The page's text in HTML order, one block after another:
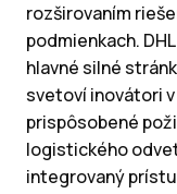
rozširovaním
podmienkach.
hlavné silné
svetoví inovátori
prispôsobené
logistického
integrovaný